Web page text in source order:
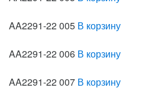
AA2291-22 005 В корзину
AA2291-22 006 В корзину
AA2291-22 007 В корзину